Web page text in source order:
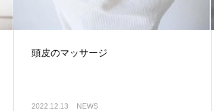
頭皮のマッサージ
2022.12.13 NEWS